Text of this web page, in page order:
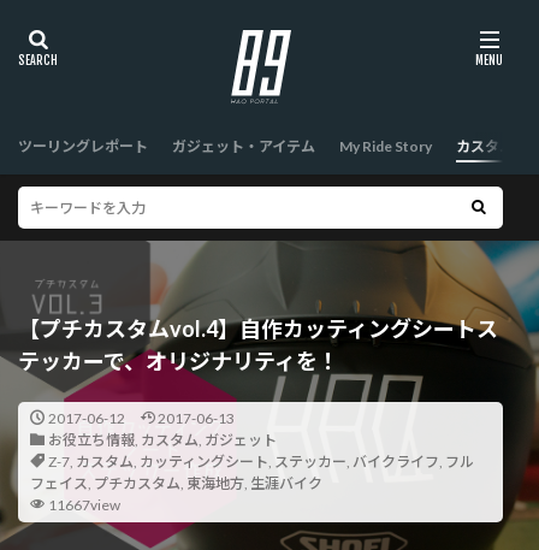
ツーリングレポート ガジェット・アイテム My Ride Story カスタム
【プチカスタムvol.4】自作カッティングシートス
テッカーで、オリジナリティを！
2017-06-12
2017-06-13
お役立ち情報, カスタム, ガジェット
Z-7, カスタム, カッティングシート, ステッカー, バイクライフ, フル
フェイス, プチカスタム, 東海地方, 生涯バイク
11667view